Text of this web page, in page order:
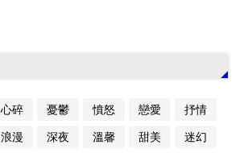
心碎 憂鬱 憤怒 戀愛
抒情
浪漫 深夜 溫馨 甜美 迷幻